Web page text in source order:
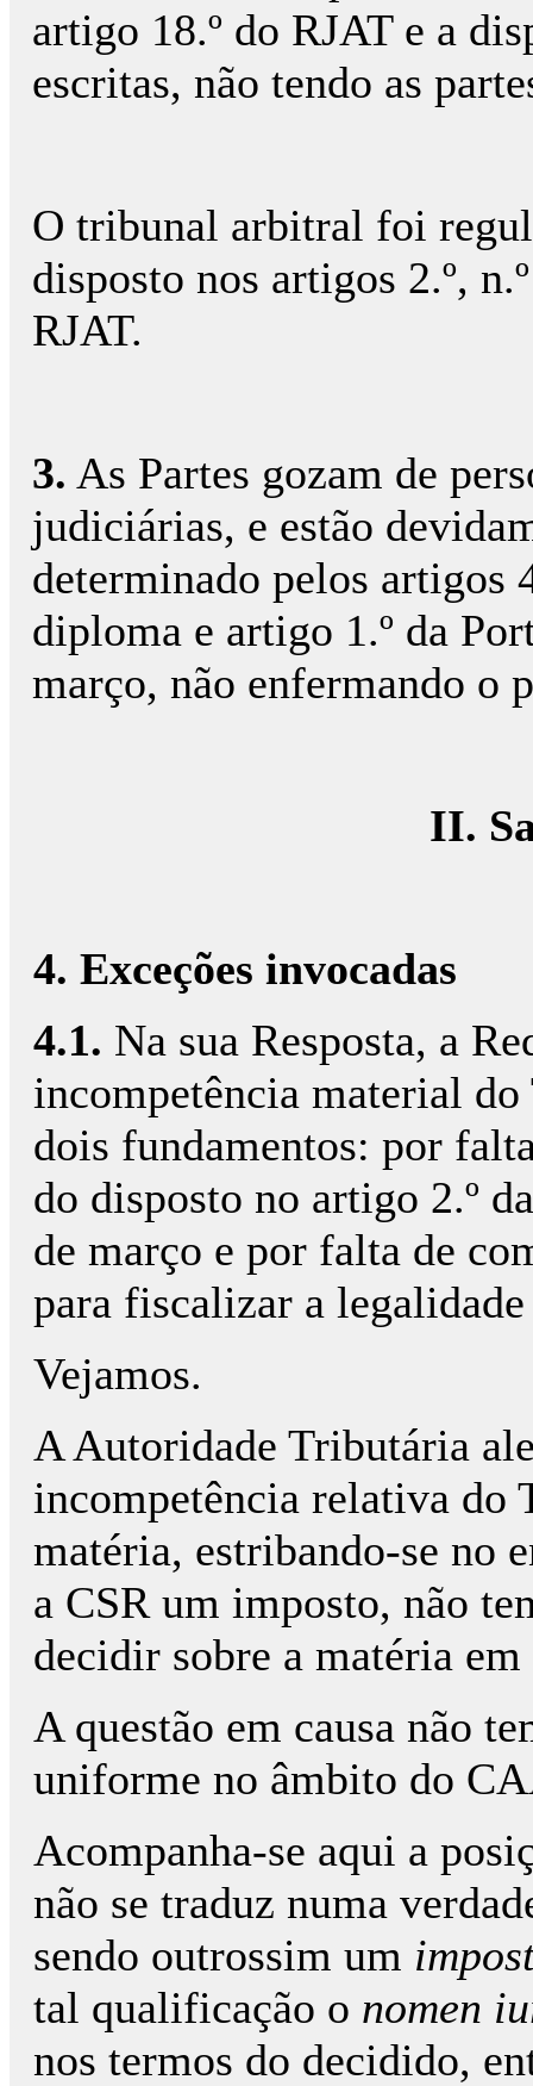
artigo 18.º do RJAT e a
escritas, não tendo as
O tribunal arbitral foi
disposto nos artigos 2.º,
RJAT.
3. As Partes gozam de
judiciárias, e estão
determinado pelos artigos
diploma e artigo 1.º da
março, não enfermando o
II.
4. Exceções invocadas
4.1. Na sua Resposta, a
incompetência material
dois fundamentos: por
do disposto no artigo 2.º
de março e por falta de
para fiscalizar a
Vejamos.
A Autoridade Tributária
incompetência relativa do
matéria, estribando-se no
a CSR um imposto, não
decidir sobre a matéria em
A questão em causa não
uniforme no âmbito do
Acompanha-se aqui a
não se traduz numa
sendo outrossim um
tal qualificação o nomen
nos termos do decidido,